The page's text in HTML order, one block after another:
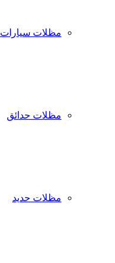
مظلات سيارات
مظلات حدائق
مظلات حديد